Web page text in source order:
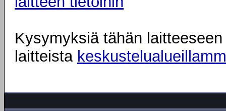
Kysymyksiä tähän
laitteista